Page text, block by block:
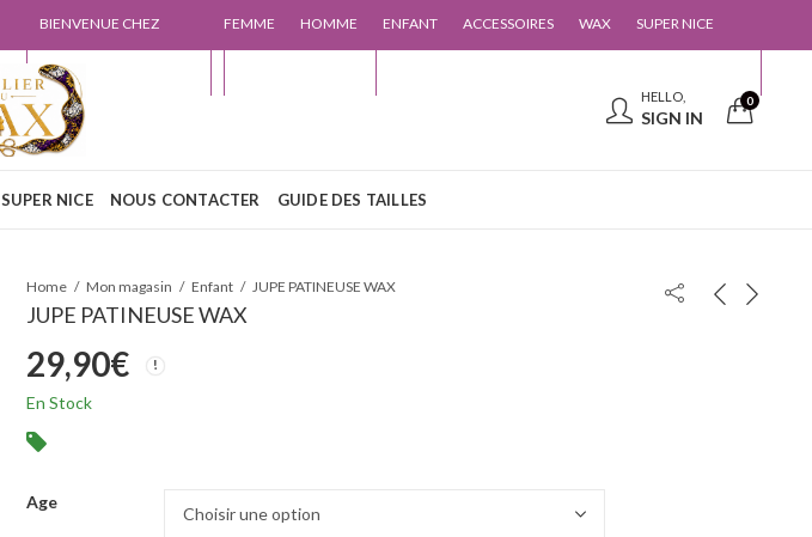
BIENVENUE CHEZ
L'ATELIER DU WAX
FEMME HOMME ENFANT ACCESSOIRES WAX SUPER NICE
HELLO,
SIGN IN
0
SUPER NICE NOUS CONTACTER GUIDE DES TAILLES
Home Mon magasin Enfant JUPE PATINEUSE WAX
JUPE PATINEUSE WAX
29,90€
En Stock
Age